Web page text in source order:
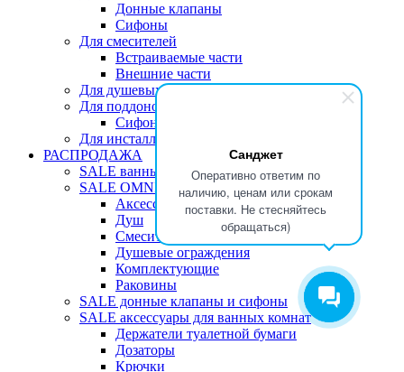
Санджет
Оперативно ответим по
наличию, ценам или срокам
поставки. Не стесняйтесь
обращаться)
Донные клапаны
Сифоны
Для смесителей
Встраиваемые части
Внешние части
Для душевых ограждений
Для поддонов
Сифоны
Для инсталляций
РАСПРОДАЖА
SALE ванны
SALE OMNIRES
Аксессуары для ванных комнат
Душ
Смесители
Душевые ограждения
Комплектующие
Раковины
SALE донные клапаны и сифоны
SALE аксессуары для ванных комнат
Держатели туалетной бумаги
Дозаторы
Крючки